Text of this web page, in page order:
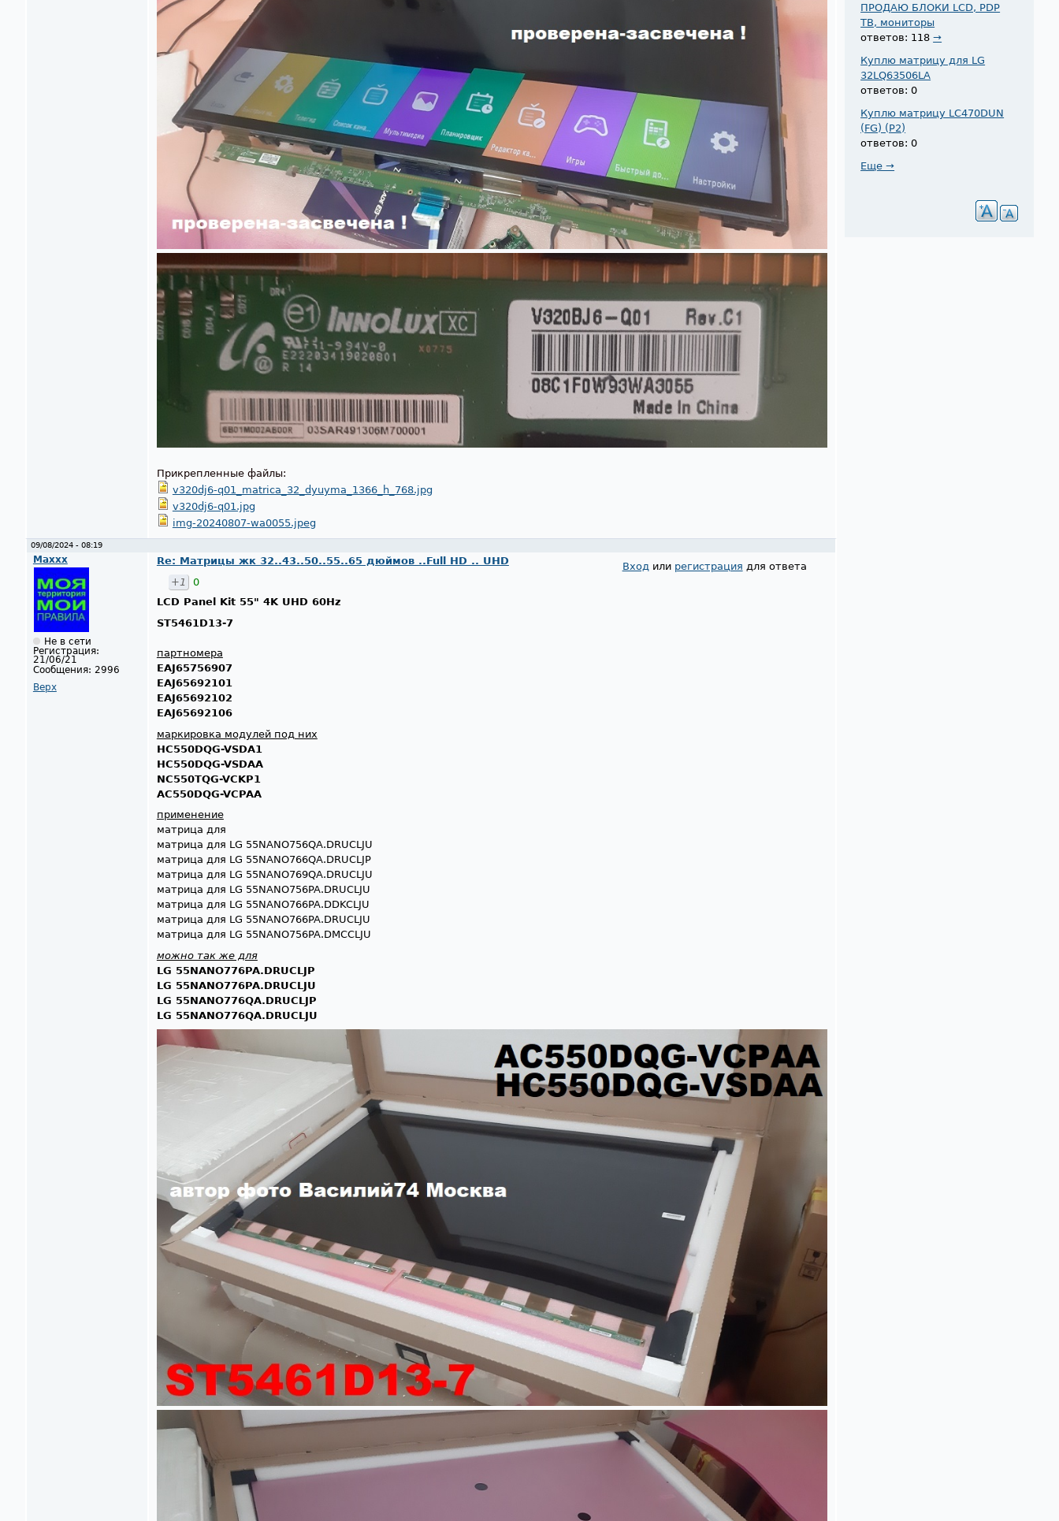
Прикрепленные файлы:
v320dj6-q01_matrica_32_dyuyma_1366_h_768.jpg
v320dj6-q01.jpg
img-20240807-wa0055.jpeg
09/08/2024 - 08:19
Maxxx
Не в сети
Регистрация:
21/06/21
Сообщения: 2996
Верх
Входили регистрация для ответа
Re: Матрицы жк 32..43..50..55..65 дюймов ..Full HD .. UHD
+1
0
LCD Panel Kit 55" 4K UHD 60Hz
ST5461D13-7
партномера
EAJ65756907
EAJ65692101
EAJ65692102
EAJ65692106
маркировка модулей под них
HC550DQG-VSDA1
HC550DQG-VSDAA​​​​​​​
NC550TQG-VCKP1
AC550DQG-VCPAA
применение
матрица для
матрица для LG 55NANO756QA.DRUCLJU
матрица для LG 55NANO766QA.DRUCLJP​​​​​​​
матрица для LG 55NANO769QA.DRUCLJU
матрица для LG 55NANO756PA.DRUCLJU
матрица для LG 55NANO766PA.DDKCLJU​​​​​​​
матрица для LG 55NANO766PA.DRUCLJU
матрица для LG 55NANO756PA.DMCCLJU​​​​​​​
можно так же для
LG 55NANO776PA.DRUCLJP
LG 55NANO776PA.DRUCLJU
LG 55NANO776QA.DRUCLJP
LG 55NANO776QA.DRUCLJU
ПРОДАЮ БЛОКИ LCD, PDP
ТВ, мониторы
ответов: 118→
Куплю матрицу для LG
32LQ63506LA
ответов: 0
Куплю матрицу LC470DUN
(FG) (P2)
ответов: 0
Еще →